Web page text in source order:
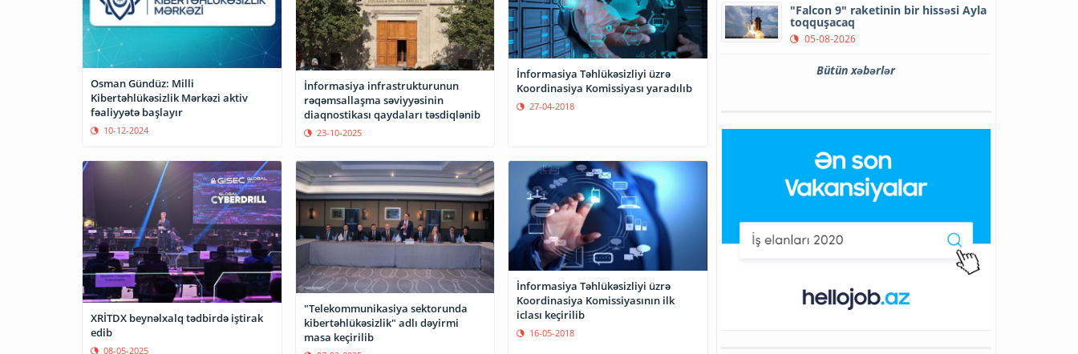
Osman Gündüz: Milli
Kibertəhlükəsizlik Mərkəzi aktiv
fəaliyyətə başlayır
10-12-2024
İnformasiya infrastrukturunun
rəqəmsallaşma səviyyəsinin
diaqnostikası qaydaları təsdiqlənib
23-10-2025
İnformasiya Təhlükəsizliyi üzrə
Koordinasiya Komissiyası yaradılıb
27-04-2018
XRİTDX beynəlxalq tədbirdə iştirak
edib
08-05-2025
"Telekommunikasiya sektorunda
kibertəhlükəsizlik" adlı dəyirmi
masa keçirilib
İnformasiya Təhlükəsizliyi üzrə
Koordinasiya Komissiyasının ilk
iclası keçirilib
16-05-2018
"Falcon 9" raketinin bir hissəsi Ayla
toqquşacaq
05-08-2026
Bütün xəbərlər